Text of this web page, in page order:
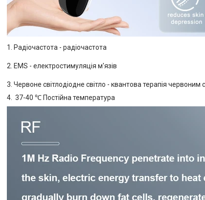
1. Радіочастота - радіочастота
2. EMS - електростимуляція м'язів
3. Червоне світлодіодне світло - квантова терапія червоним
4. 37-40 ℃ Постійна температура